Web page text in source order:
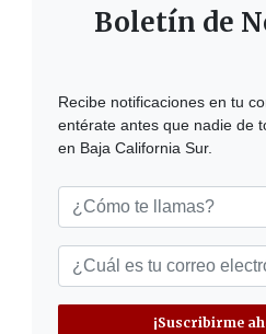
Boletín de
Recibe notificaciones en tu
entérate antes que nadie de
en Baja California Sur.
¡Suscribirme